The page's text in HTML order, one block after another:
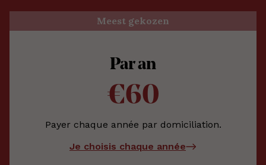
Meest gekozen
Par an
€60
Payer chaque année par domiciliation.
Je choisis chaque année